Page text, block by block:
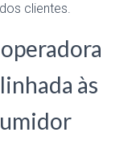
clientes.
às